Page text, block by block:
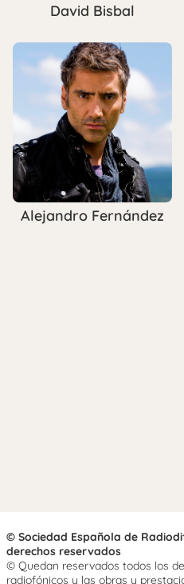
David Bisbal
Alejandro Fernández
© Sociedad Española de
derechos reservados
© Quedan reservados todos los
radiofónicos y las obras y